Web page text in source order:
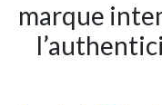
marque